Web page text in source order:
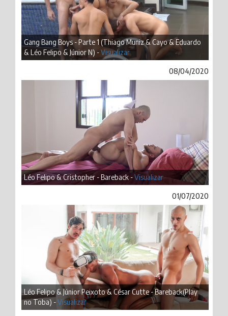
Gang Bang Boys - Parte 1 (Thiago Muniz & Cayo & Eduardo
& Léo Felipo & Júnior N) -Visualizar
08/04/2020
Léo Felipo & Cristopher - Bareback -Visualizar
01/07/2020
Léo Felipo & Júnior Peixoto & César Cutte - Bareback(Play
no Toba) -Visualizar